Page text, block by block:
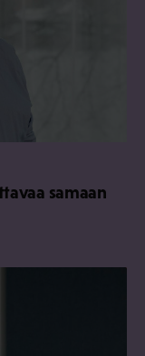
samaan